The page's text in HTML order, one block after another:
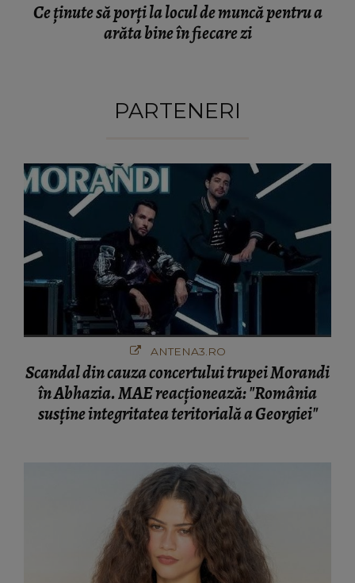
Ce ținute să porți la locul de muncă pentru a
arăta bine în fiecare zi
PARTENERI
ANTENA3.RO
Scandal din cauza concertului trupei Morandi
în Abhazia. MAE reacționează: "România
susține integritatea teritorială a Georgiei"